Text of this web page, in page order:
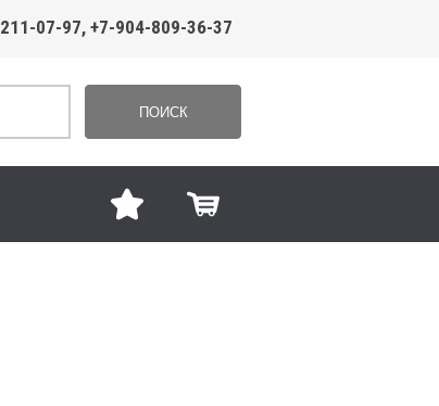
211-07-97, +7-904-809-36-37
ПОИСК